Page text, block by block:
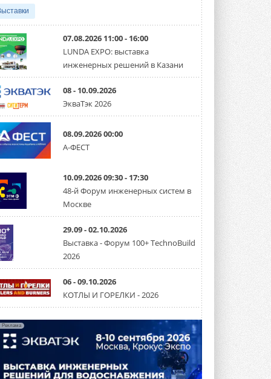
Частые вопросы о краске для окон ...
30 ИЮЛЯ 2026
СИЭНПИ РУС представила
новую серию консольных
насосов NM
Усовершенствованная гидравлика
помогает снизить энергопотребление ...
30 ИЮЛЯ 2026
Группа «Теплолюкс» открыла
новую производственную
площадку
29 ИЮЛЯ 2026
Stiebel Eltron — спонсирует
международные соревнования
прыжках с трамплина и лыжном
двоеборье на международных ...
29 ИЮЛЯ 2026
Новый фирменный магазин
Midea открылся в Сургуте
Компания «Даичи» совместно с
партнером «Энердрим» открыла новый
фирменный магазин Midea в Сургуте ...
29 ИЮЛЯ 2026
Токио — лидер по
интенсивности использования
кондиционеров
Данные получены в ходе очередного
07.08.2026 11:00 - 16:00
LUNDA EXPO: выставка
инженерных решений в Казани
08 - 10.09.2026
ЭкваТэк 2026
08.09.2026 00:00
А-ФЕСТ
10.09.2026 09:30 - 17:30
48-й Форум инженерных систем в
Москве
29.09 - 02.10.2026
Выставка - Форум 100+ TechnoBuild
2026
06 - 09.10.2026
КОТЛЫ И ГОРЕЛКИ - 2026
Реклама